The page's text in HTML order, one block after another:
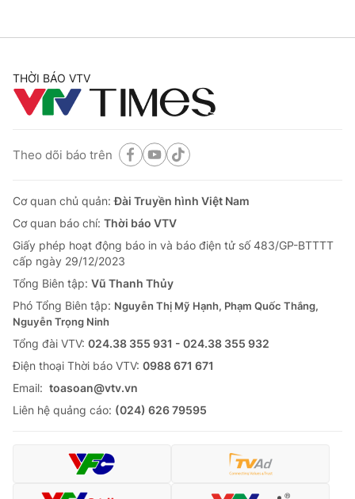
THỜI BÁO VTV
Theo dõi báo trên
Cơ quan chủ quản:Đài Truyền hình Việt Nam
Cơ quan báo chí: Thời báo VTV
Giấy phép hoạt động báo in và báo điện tử số 483/GP-BTTTT
cấp ngày 29/12/2023
Tổng Biên tập: Vũ Thanh Thủy
Phó Tổng Biên tập: Nguyễn Thị Mỹ Hạnh, Phạm Quốc Thắng,
Nguyễn Trọng Ninh
Tổng đài VTV: 024.38 355 931 - 024.38 355 932
Ðiện thoại Thời báo VTV: 0988 671 671
Email: toasoan@vtv.vn
Liên hệ quảng cáo: (024) 626 79595